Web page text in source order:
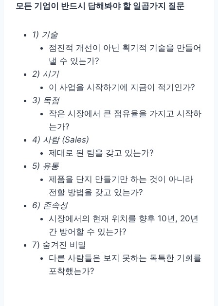
모든 기업이 반드시 답해봐야 할 일곱가지 질문
1) 기술
점진적 개선이 아닌 획기적 기술을 만들어
낼 수 있는가?
2) 시기
이 사업을 시작하기에 지금이 적기인가?
3) 독점
작은 시장에서 큰 점유율을 가지고 시작하
는가?
4) 사람 (Sales)
제대로 된 팀을 갖고 있는가?
5) 유통
제품을 단지 만들기만 하는 것이 아니라
전할 방법을 갖고 있는가?
6) 존속성
시장에서의 현재 위치를 향후 10년, 20년
간 방어할 수 있는가?
7) 숨겨진 비밀
다른 사람들은 보지 못하는 독특한 기회를
포착했는가?